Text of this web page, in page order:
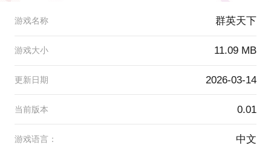
游戏名称 群英天下
游戏大小 11.09 MB
更新日期 2026-03-14
当前版本 0.01
游戏语言： 中文